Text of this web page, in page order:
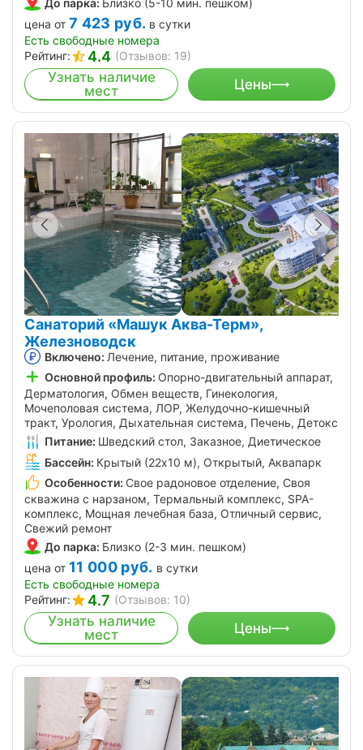
До парка: Близко (5-10 мин. пешком)
цена от 7 423 руб. в сутки
Есть свободные номера
Рейтинг:
4.4 (Отзывов: 19)
Узнать наличие
мест
Цены
Санаторий «Машук Аква-Терм»,
Железноводск
Включено: Лечение, питание, проживание
Основной профиль: Опорно-двигательный аппарат,
Дерматология, Обмен веществ, Гинекология,
Мочеполовая система, ЛОР, Желудочно-кишечный
тракт, Урология, Дыхательная система, Печень, Детокс
Питание: Шведский стол, Заказное, Диетическое
Бассейн: Крытый (22х10 м), Открытый, Аквапарк
Особенности: Свое радоновое отделение, Своя
скважина с нарзаном, Термальный комплекс, SPA-
комплекс, Мощная лечебная база, Отличный сервис,
Свежий ремонт
До парка: Близко (2-3 мин. пешком)
цена от 11 000 руб. в сутки
Есть свободные номера
Рейтинг:
4.7 (Отзывов: 10)
Узнать наличие
мест
Цены